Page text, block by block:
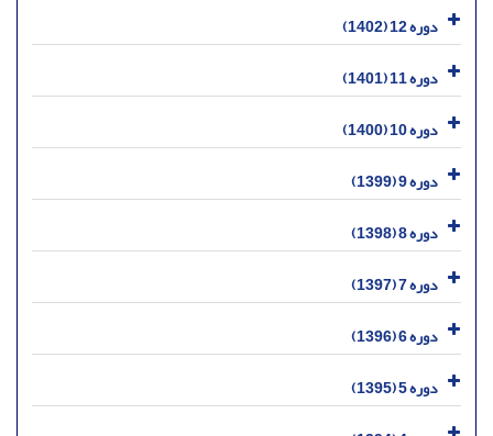
دوره 12 (1402)
دوره 11 (1401)
دوره 10 (1400)
دوره 9 (1399)
دوره 8 (1398)
دوره 7 (1397)
دوره 6 (1396)
دوره 5 (1395)